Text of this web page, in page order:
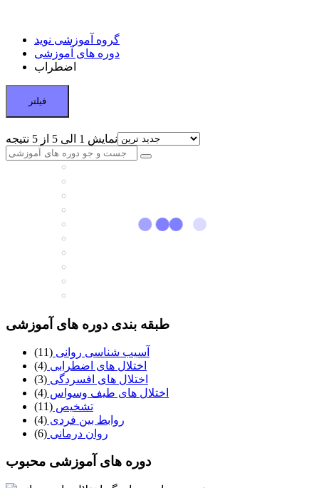
گروه آموزشی نوید
دوره های آموزشی
اضطراب
فیلتر
نمایش 1 الی 5 از 5 نتیجه
طبقه بندی دوره های آموزشی
آسیب شناسی روانی (11)
اختلال های اضطرابی (4)
اختلال های افسردگی (3)
اختلال های طیف وسواس (4)
تشخیص (11)
روابط بین فردی (4)
روان درمانی (6)
دوره های آموزشی محبوب